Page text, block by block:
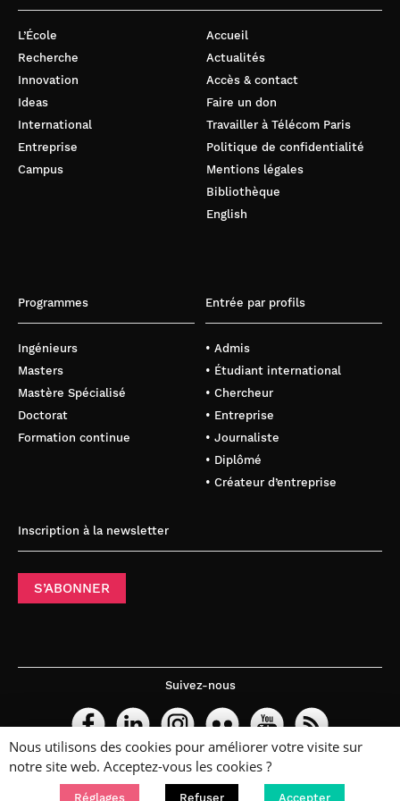
L’École
Recherche
Innovation
Ideas
International
Entreprise
Campus
Accueil
Actualités
Accès & contact
Faire un don
Travailler à Télécom Paris
Politique de confidentialité
Mentions légales
Bibliothèque
English
Programmes
Ingénieurs
Masters
Mastère Spécialisé
Doctorat
Formation continue
Entrée par profils
• Admis
• Étudiant international
• Chercheur
• Entreprise
• Journaliste
• Diplômé
• Créateur d’entreprise
Inscription à la newsletter
S’ABONNER
Suivez-nous
Nous utilisons des cookies pour améliorer votre visite sur
notre site web. Acceptez-vous les cookies ?
Réglages Refuser Accepter